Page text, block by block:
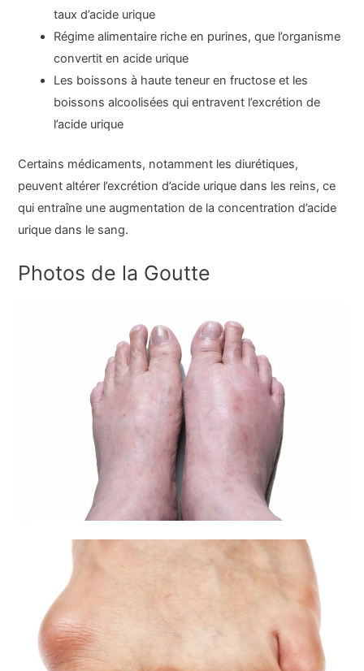
taux d’acide urique
Régime alimentaire riche en purines, que l’organisme
convertit en acide urique
Les boissons à haute teneur en fructose et les
boissons alcoolisées qui entravent l’excrétion de
l’acide urique
Certains médicaments, notamment les diurétiques,
peuvent altérer l’excrétion d’acide urique dans les reins, ce
qui entraîne une augmentation de la concentration d’acide
urique dans le sang.
Photos de la Goutte